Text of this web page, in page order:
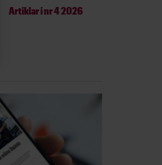
Artiklar inr 4 2026